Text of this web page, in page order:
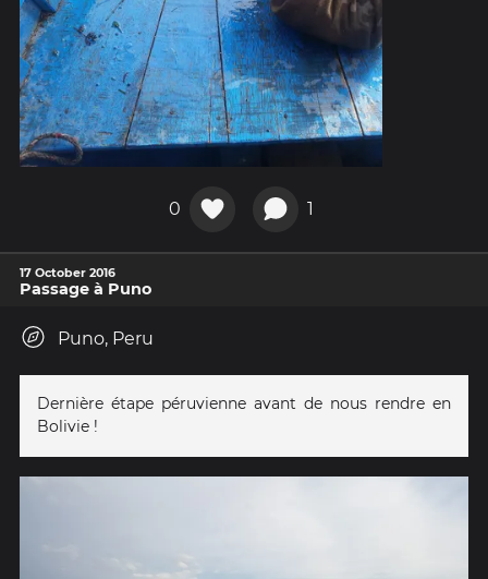
0 1
17 October 2016
Passage à Puno
Puno, Peru
Dernière étape péruvienne avant de nous rendre en
Bolivie !